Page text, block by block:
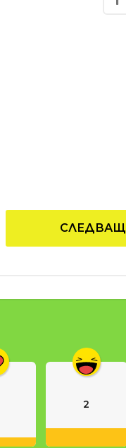
СЛЕДВАЩ
2